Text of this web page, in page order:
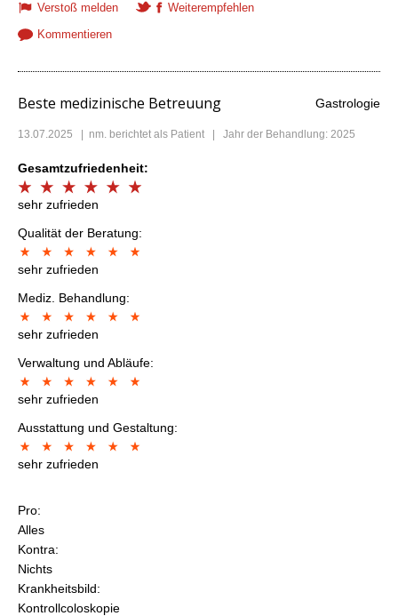
Verstoß melden
Weiterempfehlen
Kommentieren
Beste medizinische Betreuung Gastrologie
13.07.2025 nm. berichtet als Patient | Jahr der Behandlung: 2025
Gesamtzufriedenheit:
sehr zufrieden
Qualität der Beratung:
sehr zufrieden
Mediz. Behandlung:
sehr zufrieden
Verwaltung und Abläufe:
sehr zufrieden
Ausstattung und Gestaltung:
sehr zufrieden
Pro:
Alles
Kontra:
Nichts
Krankheitsbild:
Kontrollcoloskopie